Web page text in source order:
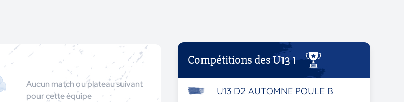
Aucun match ou plateau suivant
pour cette équipe
Compétitions des U13 1
U13 D2 AUTOMNE POULE B